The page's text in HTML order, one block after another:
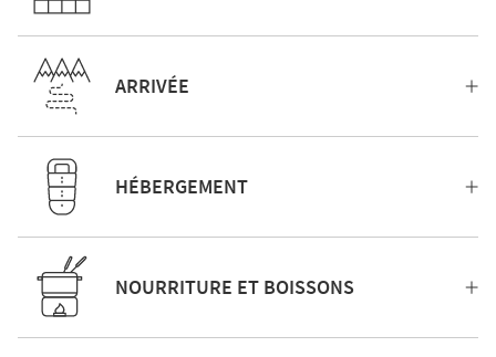
ARRIVÉE
HÉBERGEMENT
NOURRITURE ET BOISSONS